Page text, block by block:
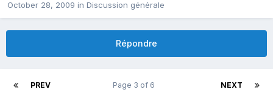
October 28, 2009 in Discussion générale
Répondre
PREV NEXT
Page 3 of 6